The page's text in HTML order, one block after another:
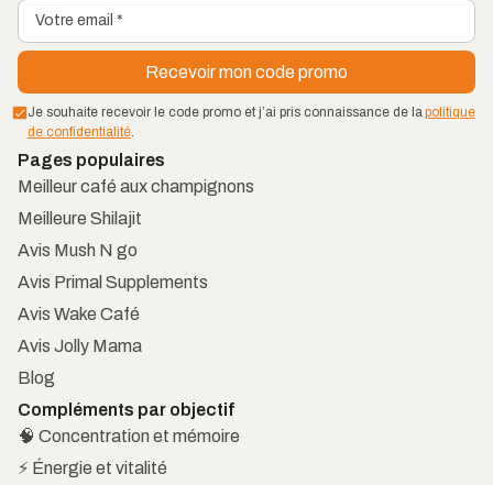
Je souhaite recevoir le code promo et j’ai pris connaissance de lapolitique
de confidentialité.
Pages populaires
Meilleur café aux champignons
Meilleure Shilajit
Avis Mush N go
Avis Primal Supplements
Avis Wake Café
Avis Jolly Mama
Blog
Compléments par objectif
🧠 Concentration et mémoire
⚡ Énergie et vitalité